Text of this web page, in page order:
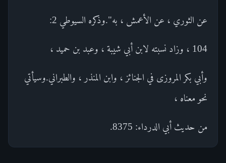
عن الثوري ، عن الأعمش ، به".وذكره السيوطي 2:
104 ، وزاد نسبته لابن أبي شيبة ، وعبد بن حميد ،
وأبي بكر المروزى في الجنائز ، وابن المنذر ، والطبراني.وسيأتي
نحو معناه ،
من حديث أبي الدرداء: 8375.